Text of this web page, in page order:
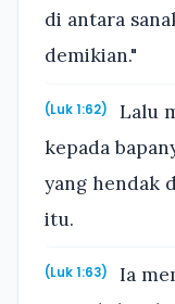
di antara
demikian."
(Luk 1:62)
Lalu
kepada
yang hendak
itu.
(Luk 1:63)
Ia